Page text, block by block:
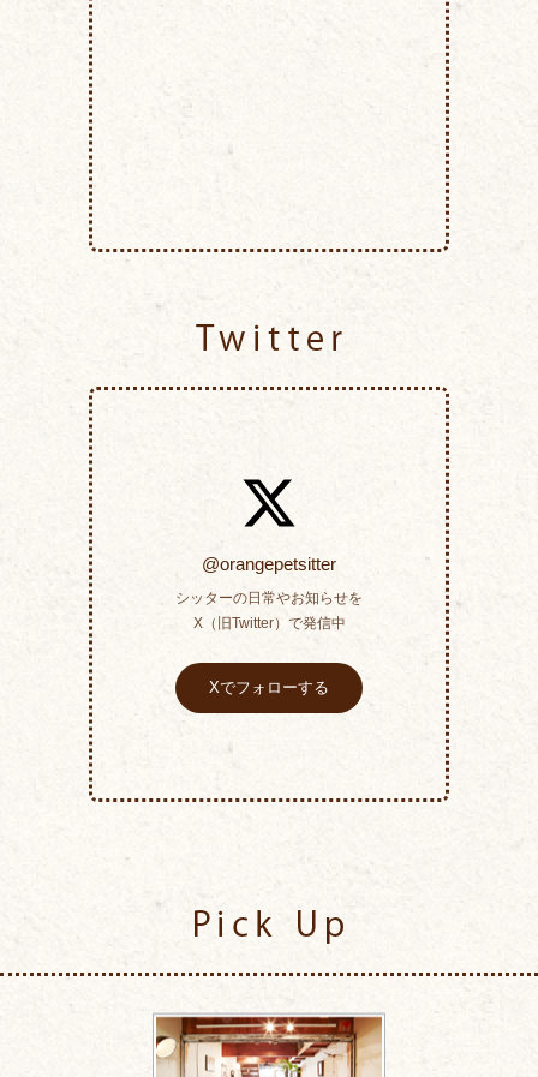
@orangepetsitter
シッターの日常やお知らせを
X（旧Twitter）で発信中
Xでフォローする